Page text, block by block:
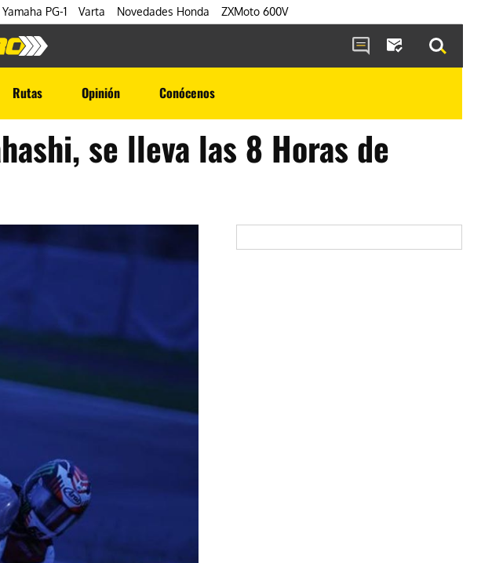
Yamaha PG-1 Varta Novedades Honda ZXMoto 600V
Rutas Opinión Conócenos
se lleva las 8 Horas de